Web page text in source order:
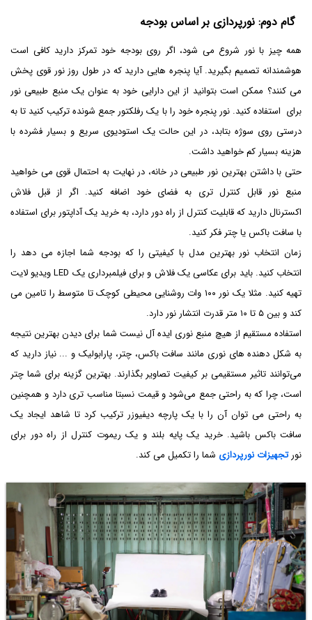
گام دوم: نورپردازی بر اساس بودجه
همه چیز با نور شروع می شود، اگر روی بودجه خود تمرکز دارید کافی است
هوشمندانه تصمیم بگیرید. آیا پنجره هایی دارید که در طول روز نور قوی پخش
می کنند؟ ممکن است بتوانید از این دارایی خود به عنوان یک منبع طبیعی نور
برای استفاده کنید. نور پنجره خود را با یک رفلکتور جمع شونده ترکیب کنید تا به
درستی روی سوژه بتابد، در این حالت یک استودیوی سریع و بسیار فشرده با
هزینه بسیار کم خواهید داشت.
حتی با داشتن بهترین نور طبیعی در خانه، در نهایت به احتمال قوی می خواهید
منبع نور قابل کنترل تری به فضای خود اضافه کنید. اگر از قبل فلاش
اکسترنال دارید که قابلیت کنترل از راه دور دارد، به خرید یک آداپتور برای استفاده
با سافت باکس یا چتر فکر کنید.
زمان انتخاب نور بهترین مدل با کیفیتی را که بودجه شما اجازه می دهد را
انتخاب کنید. باید برای عکاسی یک فلاش و برای فیلمبرداری یک LED ویدیو لایت
تهیه کنید. مثلا یک نور ۱۰۰ وات روشنایی محیطی کوچک تا متوسط را تامین می
کند و بین ۵ تا ۱۰ متر قدرت انتشار نور دارد.
استفاده مستقیم از هیچ منبع نوری ایده آل نیست شما برای دیدن بهترین نتیجه
به شکل دهنده های نوری مانند سافت باکس، چتر، پارابولیک و ... نیاز دارید که
می‌توانند تاثیر مستقیمی بر کیفیت تصاویر بگذارند. بهترین گزینه برای شما چتر
است، چرا که به راحتی جمع می‌شود و قیمت نسبتا مناسب تری دارد و همچنین
به راحتی می توان آن را با یک پارچه دیفیوزر ترکیب کرد تا شاهد ایجاد یک
سافت باکس باشید. خرید یک پایه بلند و یک ریموت کنترل از راه دور برای
نورتجهیزات نورپردازی شما را تکمیل می کند.